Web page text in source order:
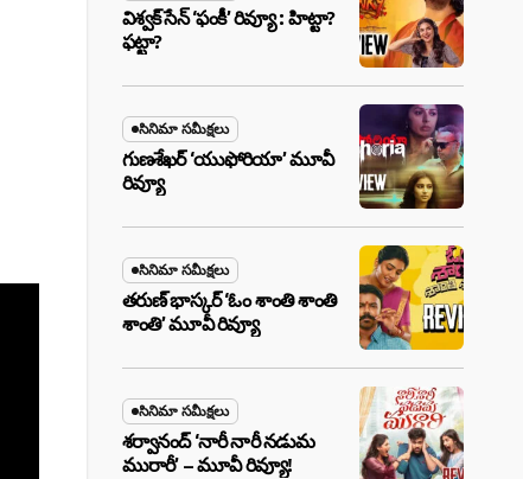
విశ్వక్ సేన్ ‘ఫంకీ’ రివ్యూ : హిట్టా?
ఫట్టా?
సినిమా సమీక్షలు
గుణశేఖర్ ‘యుఫోరియా’ మూవీ
రివ్యూ
సినిమా సమీక్షలు
తరుణ్ భాస్కర్ ‘ఓం శాంతి శాంతి
శాంతి’ మూవీ రివ్యూ
సినిమా సమీక్షలు
శర్వానంద్ ‘నారీ నారీ నడుమ
మురారీ’ – మూవీ రివ్యూ!